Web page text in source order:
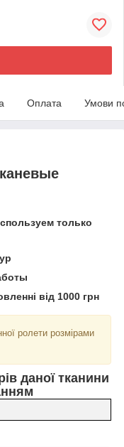
Оплата Умови
только
від 1000 грн
ролети розмірами
даної тканини